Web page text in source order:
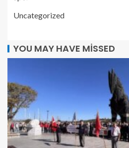
Uncategorized
YOU MAY HAVE MISSED